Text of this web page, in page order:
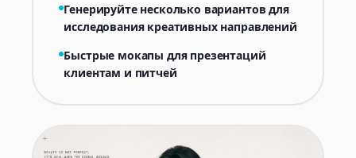
Генерируйте несколько вариантов для
исследования креативных направлений
Быстрые мокапы для презентаций
клиентам и питчей